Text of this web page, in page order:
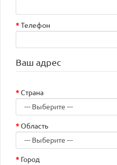
Телефон
Ваш адрес
Страна
Область
Город